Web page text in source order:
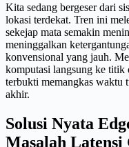
Kita sedang bergeser dari
lokasi terdekat. Tren ini
sekejap mata semakin
meninggalkan
konvensional yang jauh.
komputasi langsung ke titik
terbukti memangkas waktu
akhir.
Solusi Nyata
Masalah Latensi